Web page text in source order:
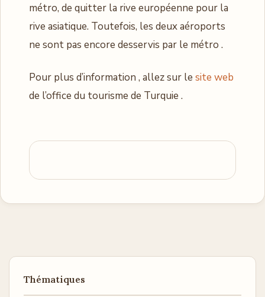
métro, de quitter la rive européenne pour la
rive asiatique. Toutefois, les deux aéroports
ne sont pas encore desservis par le métro .
Pour plus d’information , allez sur le site web
de l’office du tourisme de Turquie .
Thématiques